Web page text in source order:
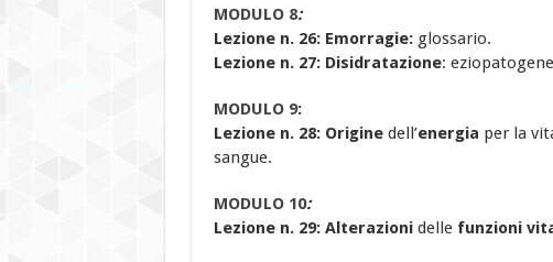
MODULO 8:
Lezione n. 26: Emorragie: glossario.
Lezione n. 27: Disidratazione:
MODULO 9:
Lezione n. 28: Origine dell’energia per la
sangue.
MODULO 10:
Lezione n. 29: Alterazioni dellefunzioni